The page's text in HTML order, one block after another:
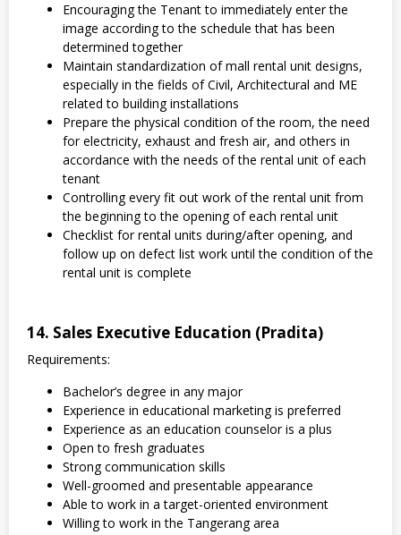
Encouraging the Tenant to immediately enter the
image according to the schedule that has been
determined together
Maintain standardization of mall rental unit designs,
especially in the fields of Civil, Architectural and ME
related to building installations
Prepare the physical condition of the room, the need
for electricity, exhaust and fresh air, and others in
accordance with the needs of the rental unit of each
tenant
Controlling every fit out work of the rental unit from
the beginning to the opening of each rental unit
Checklist for rental units during/after opening, and
follow up on defect list work until the condition of the
rental unit is complete
14. Sales Executive Education (Pradita)
Requirements:
Bachelor’s degree in any major
Experience in educational marketing is preferred
Experience as an education counselor is a plus
Open to fresh graduates
Strong communication skills
Well-groomed and presentable appearance
Able to work in a target-oriented environment
Willing to work in the Tangerang area